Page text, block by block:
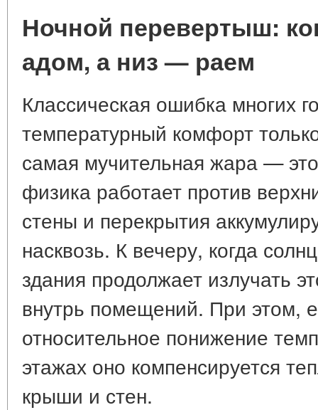
Ночной перевертыш:
адом, а низ — раем
Классическая ошибка многих
температурный комфорт
самая мучительная жара —
физика работает против
стены и перекрытия
насквозь. К вечеру, когда
здания продолжает излучать
внутрь помещений. При этом,
относительное понижение
этажах оно компенсируется
крыши и стен.